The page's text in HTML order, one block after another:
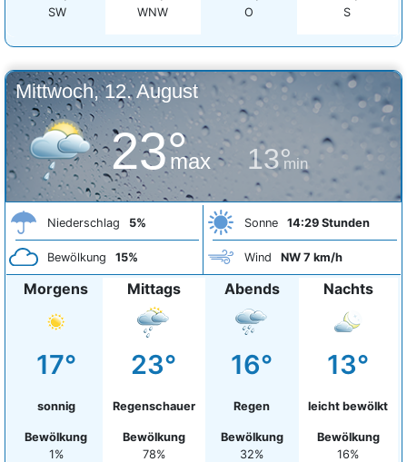
SW
WNW
O
S
Mittwoch, 12. August
23°
max 13°
min
Niederschlag 5%
Bewölkung 15%
Sonne 14:29 Stunden
Wind NW 7 km/h
Morgens
17°
sonnig
Bewölkung
1%
Mittags
23°
Regenschauer
Bewölkung
78%
Abends
16°
Regen
Bewölkung
32%
Nachts
13°
leicht bewölkt
Bewölkung
16%